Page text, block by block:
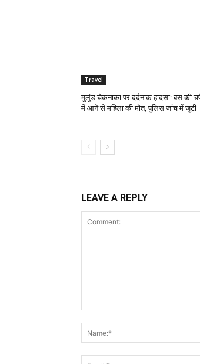
Travel
मुलुंड चेकनाका पर दर्दनाक हादसा: बस की
में आने से महिला की मौत, पुलिस जांच में जुटी
LEAVE A REPLY